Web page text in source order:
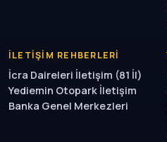
İLETIŞIM REHBERLERI
İcra Daireleri İletişim (81 İl)
Yediemin Otopark İletişim
Banka Genel Merkezleri